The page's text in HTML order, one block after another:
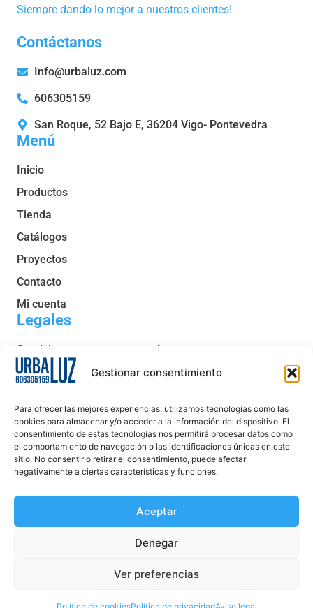
Gestionar consentimiento
Para ofrecer las mejores experiencias, utilizamos tecnologías como las
cookies para almacenar y/o acceder a la información del dispositivo. El
consentimiento de estas tecnologías nos permitirá procesar datos como
el comportamiento de navegación o las identificaciones únicas en este
sitio. No consentir o retirar el consentimiento, puede afectar
negativamente a ciertas características y funciones.
Aceptar
Denegar
Ver preferencias
Siempre dando lo mejor a nuestros clientes!
Menú
Inicio
Productos
Tienda
Catálogos
Proyectos
Contacto
Mi cuenta
Legales
Servicio post venta y garantía
Condiciones generales de venta
Política de cookies
Aviso legal
Declaración de accesibilidad
Contáctanos
Info@urbaluz.com
606305159
San Roque, 52 Bajo E, 36204 Vigo- Pontevedra
Creado Por DigitalYa